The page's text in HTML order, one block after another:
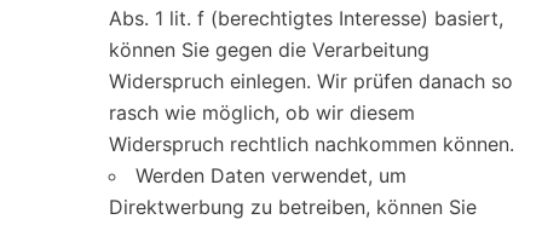
Abs. 1 lit. f (berechtigtes Interesse) basiert,
können Sie gegen die Verarbeitung
Widerspruch einlegen. Wir prüfen danach so
rasch wie möglich, ob wir diesem
Widerspruch rechtlich nachkommen können.
Werden Daten verwendet, um
Direktwerbung zu betreiben, können Sie